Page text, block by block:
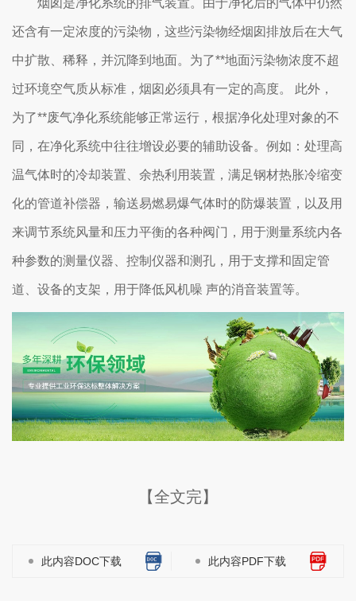
还含有一定浓度的污染物，这些污染物经烟囱排放后在大气
中扩散、稀释，并沉降到地面。为了**地面污染物浓度不超
过环境空气质从标准，烟囱必须具有一定的高度。 此外，
为了**废气净化系统能够正常运行，根据净化处理对象的不
同，在净化系统中往往增设必要的辅助设备。例如：处理高
温气体时的冷却装置、余热利用装置，满足钢材热胀冷缩变
化的管道补偿器，输送易燃易爆气体时的防爆装置，以及用
来调节系统风量和压力平衡的各种阀门，用于测量系统内各
种参数的测量仪器、控制仪器和测孔，用于支撑和固定管
道、设备的支架，用于降低风机噪 声的消音装置等。
【全文完】
此内容DOC下载 此内容PDF下载